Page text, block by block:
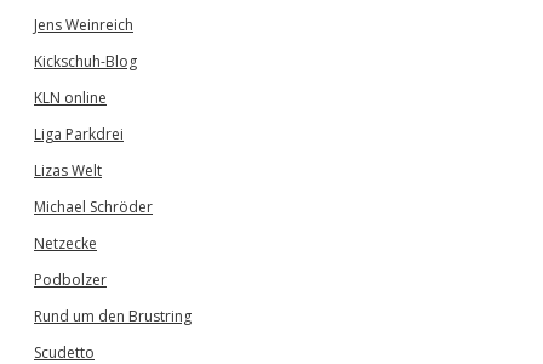
Jens Weinreich
Kickschuh-Blog
KLN online
Liga Parkdrei
Lizas Welt
Michael Schröder
Netzecke
Podbolzer
Rund um den Brustring
Scudetto